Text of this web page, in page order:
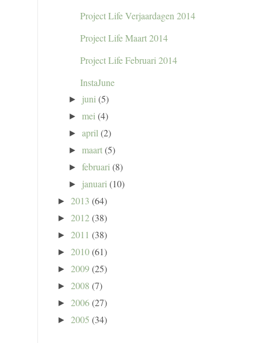
Project Life Verjaardagen 2014
Project Life Maart 2014
Project Life Februari 2014
InstaJune
► juni (5)
►mei (4)
►april (2)
►maart(5)
►februari (8)
► januari (10)
► 2013 (64)
► 2012(38)
► 2011 (38)
► 2010(61)
► 2009(25)
► 2008 (7)
► 2006(27)
► 2005 (34)